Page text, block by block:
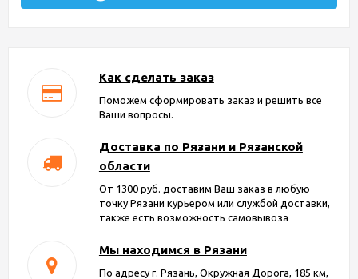
Как сделать заказ
Поможем сформировать заказ и решить все
Ваши вопросы.
Доставка по Рязани и Рязанской
области
От 1300 руб. доставим Ваш заказ в любую
точку Рязани курьером или службой доставки,
также есть возможность самовывоза
Мы находимся в Рязани
По адресу г. Рязань, Окружная Дорога, 185 км,